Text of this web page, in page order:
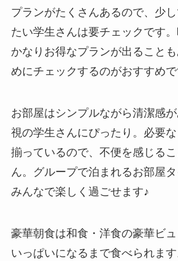
プランがたくさんあるので、少
たい学生さんは要チェックです
かなりお得なプランが出ること
めにチェックするのがおすすめで
お部屋はシンプルながら清潔感
視の学生さんにぴったり。必要
揃っているので、不便を感じる
ん。グループで泊まれるお部屋タ
みんなで楽しく過ごせます♪
豪華朝食は和食・洋食の豪華ビ
いっぱいになるまで食べられま